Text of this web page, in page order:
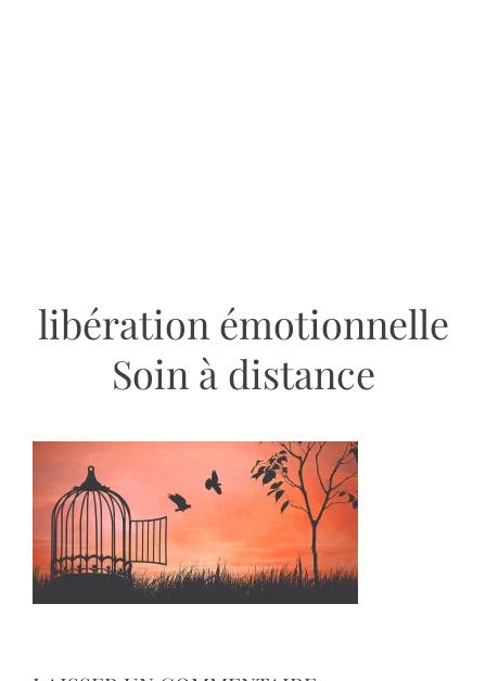
libération émotionnelle
Soin à distance